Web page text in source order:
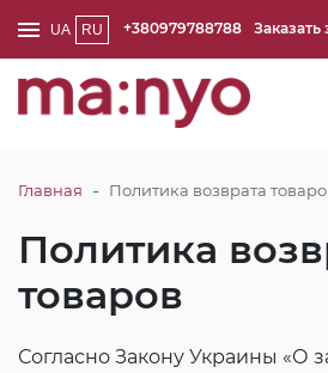
UA RU +380979788788 Заказать
Главная - Политика возврата
Политика
товаров
Согласно Закону Украины «О